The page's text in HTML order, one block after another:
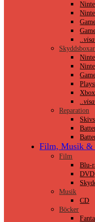
Skyddsboxar
Reparation
Film, Musik &
Film
Blu-
DVD
Musik
CD
Böcker